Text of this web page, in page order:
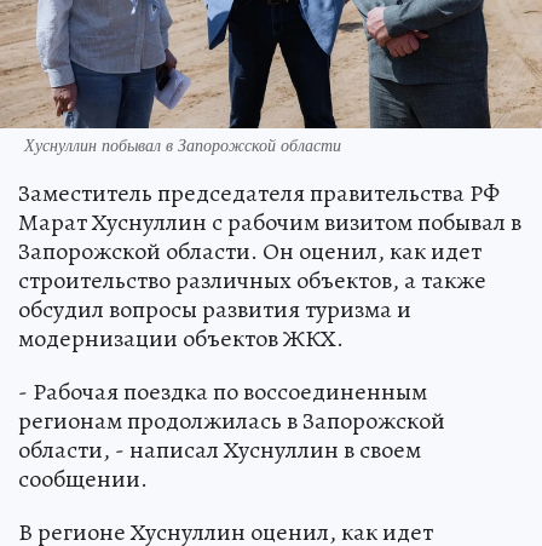
Хуснуллин побывал в Запорожской области
Заместитель председателя правительства РФ
Марат Хуснуллин с рабочим визитом побывал в
Запорожской области. Он оценил, как идет
строительство различных объектов, а также
обсудил вопросы развития туризма и
модернизации объектов ЖКХ.
- Рабочая поездка по воссоединенным
регионам продолжилась в Запорожской
области, - написал Хуснуллин в своем
сообщении.
В регионе Хуснуллин оценил, как идет